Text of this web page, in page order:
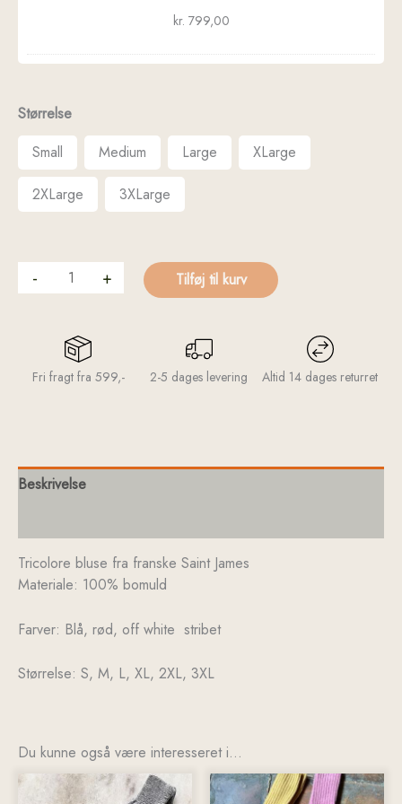
kr. 799,00
Størrelse
Small
Medium Large XLarge
2XLarge 3XLarge
- + Tilføj til kurv
Fri fragt fra 599,- 2-5 dages levering Altid 14 dages returret
Beskrivelse
Tricolore bluse fra franske Saint James
Materiale: 100% bomuld
Farver: Blå, rød, off white stribet
Størrelse: S, M, L, XL, 2XL, 3XL
Du kunne også være interesseret i…
Dette